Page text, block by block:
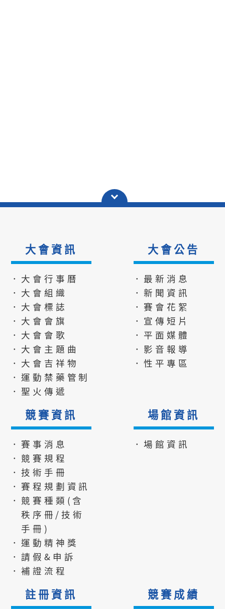
大會資訊
．大會行事曆
．大會組織
．大會標誌
．大會會旗
．大會會歌
．大會主題曲
．大會吉祥物
．運動禁藥管制
．聖火傳遞
大會公告
．最新消息
．新聞資訊
．賽會花絮
．宣傳短片
．平面媒體
．影音報導
．性平專區
競賽資訊
．賽事消息
．競賽規程
．技術手冊
．賽程規劃資訊
．競賽種類(含
秩序冊/技術
手冊)
．運動精神獎
．請假&申訴
．補證流程
場館資訊
．場館資訊
註冊資訊 競賽成績